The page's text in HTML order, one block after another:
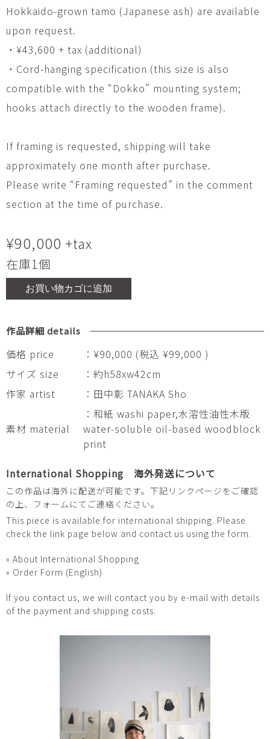
Hokkaido-grown tamo (Japanese ash) are available
upon request.
・¥43,600 + tax (additional)
・Cord-hanging specification (this size is also
compatible with the “Dokko” mounting system;
hooks attach directly to the wooden frame).
If framing is requested, shipping will take
approximately one month after purchase.
Please write “Framing requested” in the comment
section at the time of purchase.
¥90,000 +tax
在庫1個
お買い物カゴに追加
作品詳細 details
価格 price
：¥90,000 (税込 ¥99,000 )
サイズ size
：約h58xw42cm
作家 artist
：田中彰 TANAKA Sho
素材 material
：和紙 washi paper,水溶性油性木版
water-soluble oil-based woodblock
print
International Shopping 海外発送について
この作品は海外に配送が可能です。下記リンクページをご確認
の上、フォームにてご連絡ください。
This piece is available for international shipping. Please
check the link page below and contact us using the form.
» About International Shopping
» Order Form (English)
If you contact us, we will contact you by e-mail with details
of the payment and shipping costs.